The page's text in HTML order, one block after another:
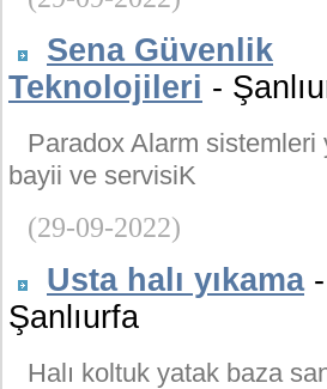
Sena Güvenlik
Teknolojileri -
Paradox Alarm sistemleri
bayii ve servisiK
(29-09-2022)
Usta halı yıkama-
Şanlıurfa
Halı koltuk yatak baza